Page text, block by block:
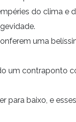
do clima e
uma
um contraponto
baixo, e